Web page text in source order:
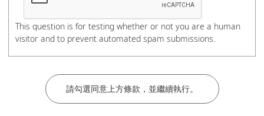
電話號碼
公司/學校名稱
This question is for testing whether or not you are a human
visitor and to prevent automated spam submissions.